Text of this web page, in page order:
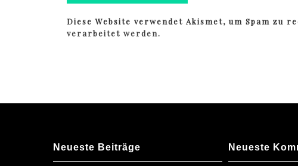
Diese Website verwendet Akismet, um Spam zu
verarbeitet werden.
Neueste Beiträge Neueste